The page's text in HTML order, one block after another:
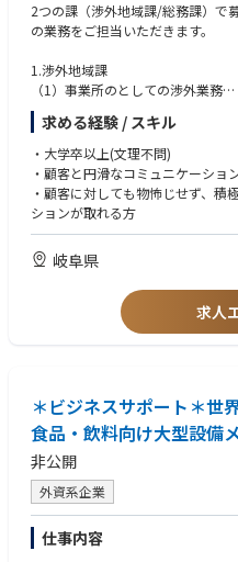
2つの課（渉外地域課/総務課）で
の業務をご担当いただきます。
1.渉外地域課
（1）事業所のとしての渉外業務
①地域のスポーツ/文化活動などを
並びに行政・団体・企業等との連携
②同社・同カンパニーの地域への
政・団体・企業等との連携推進。
③地域自治体等との防災協定等諸
に関する行政との連携・調整。
（2）事業所総務業務
①重要顧客を含む来訪者に対する
②来訪者の来訪目的に応じた資料
ーリング、当日のアテンド）
②総務/庶務関係社内規程の制定・
③社内広報紙等の編纂
④役員秘書業務及びその取り纏め
⑤式典等社内行事の企画・運営
⑥オフィス環境整備
（2）航空機製造事業法・武器等製
求める経験 / スキル
・大学卒以上(文理不問)
・顧客と円滑なコミュニケーショ
・顧客に対しても物怖じせず、積
ションが取れる方
岐阜県
求人
＊ビジネスサポート＊世
食品・飲料向け大型設備
非公開
外資系企業
仕事内容